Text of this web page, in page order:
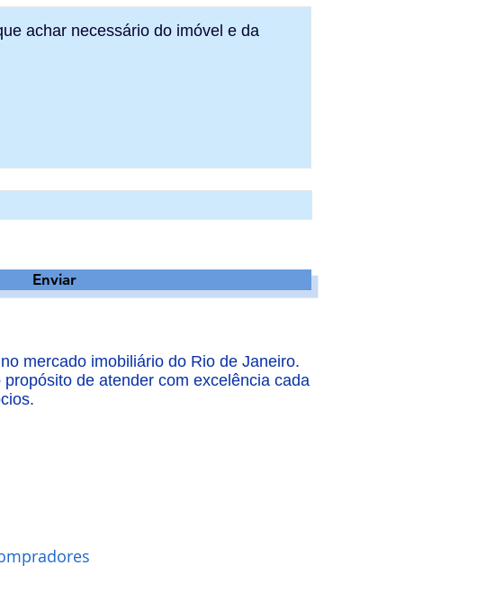
Enviar
mercado imobiliário do Rio de Janeiro.
de atender com excelência cada